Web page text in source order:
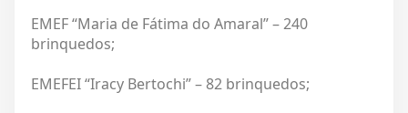
EMEF “Maria de Fátima do Amaral” – 240
brinquedos;
EMEFEI “Iracy Bertochi” – 82 brinquedos;